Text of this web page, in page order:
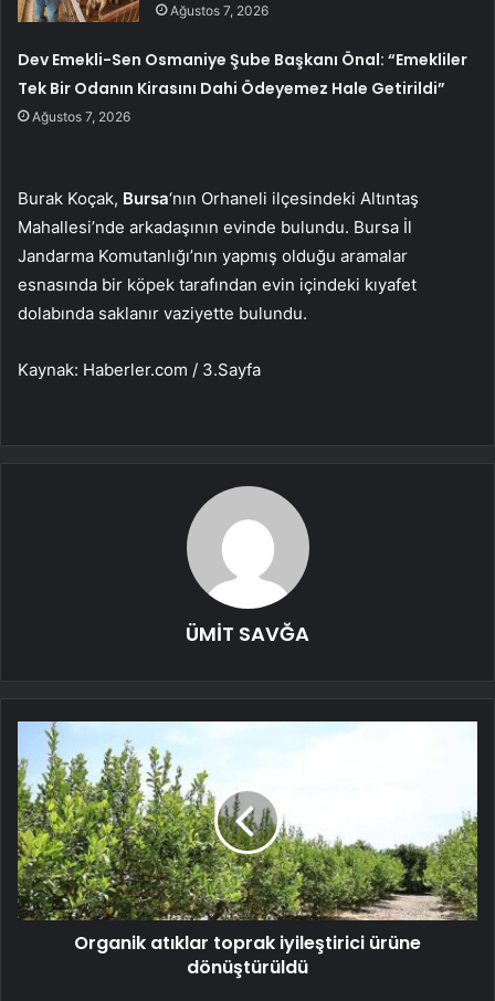
Ağustos 7, 2026
Dev Emekli-Sen Osmaniye Şube Başkanı Önal: “Emekliler
Tek Bir Odanın Kirasını Dahi Ödeyemez Hale Getirildi”
Ağustos 7, 2026
Burak Koçak, Bursa‘nın Orhaneli ilçesindeki Altıntaş
Mahallesi’nde arkadaşının evinde bulundu. Bursa İl
Jandarma Komutanlığı’nın yapmış olduğu aramalar
esnasında bir köpek tarafından evin içindeki kıyafet
dolabında saklanır vaziyette bulundu.
Kaynak: Haberler.com / 3.Sayfa
ÜMİT SAVĞA
Organik atıklar toprak iyileştirici ürüne
dönüştürüldü